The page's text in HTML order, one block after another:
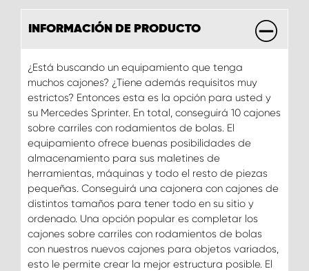
INFORMACIÓN DE PRODUCTO
¿Está buscando un equipamiento que tenga
muchos cajones? ¿Tiene además requisitos muy
estrictos? Entonces esta es la opción para usted y
su Mercedes Sprinter. En total, conseguirá 10 cajones
sobre carriles con rodamientos de bolas. El
equipamiento ofrece buenas posibilidades de
almacenamiento para sus maletines de
herramientas, máquinas y todo el resto de piezas
pequeñas. Conseguirá una cajonera con cajones de
distintos tamaños para tener todo en su sitio y
ordenado. Una opción popular es completar los
cajones sobre carriles con rodamientos de bolas
con nuestros nuevos cajones para objetos variados,
esto le permite crear la mejor estructura posible. El